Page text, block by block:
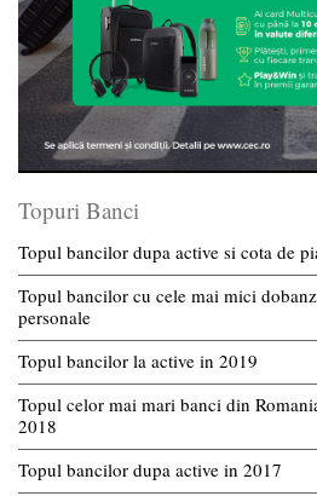
Topuri Banci
Topul bancilor dupa active si cota de
Topul bancilor cu cele mai mici
personale
Topul bancilor la active in 2019
Topul celor mai mari banci din
2018
Topul bancilor dupa active in 2017